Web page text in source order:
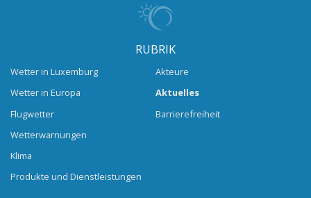
RUBRIK
Wetter in Luxemburg
Wetter in Europa
Flugwetter
Wetterwarnungen
Klima
Produkte und Dienstleistungen
Akteure
Aktuelles
Barrierefreiheit